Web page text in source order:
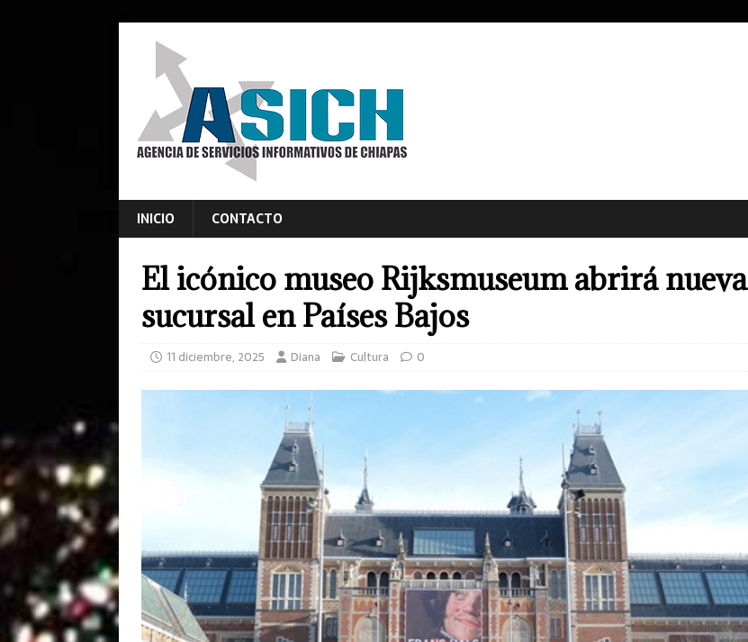
INICIO CONTACTO
El icónico museo Rijksmuseum abrirá nueva
sucursal en Países Bajos
11 diciembre, 2025 Diana Cultura 0